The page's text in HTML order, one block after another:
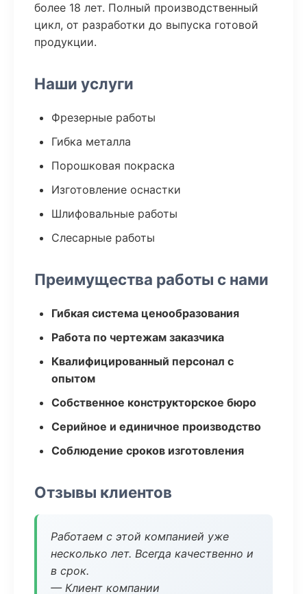
более 18 лет. Полный производственный
цикл, от разработки до выпуска готовой
продукции.
Наши услуги
Фрезерные работы
Гибка металла
Порошковая покраска
Изготовление оснастки
Шлифовальные работы
Слесарные работы
Преимущества работы с нами
Гибкая система ценообразования
Работа по чертежам заказчика
Квалифицированный персонал с
опытом
Собственное конструкторское бюро
Серийное и единичное производство
Соблюдение сроков изготовления
Отзывы клиентов
Работаем с этой компанией уже
несколько лет. Всегда качественно и
в срок.
— Клиент компании